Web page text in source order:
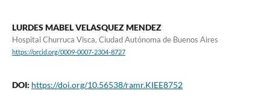
LURDES MABEL VELASQUEZ MENDEZ
Hospital Churruca Visca, Ciudad Autónoma de Buenos Aires
https://orcid.org/0009-0007-2304-8727
DOI: https://doi.org/10.56538/ramr.KIEE8752